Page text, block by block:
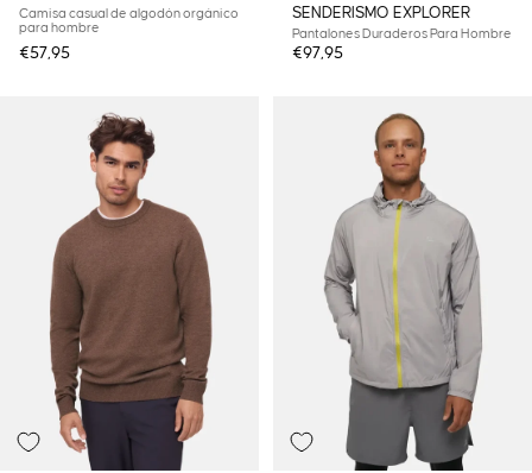
Camisa casual de algodón orgánico
para hombre
€57,95
SENDERISMO EXPLORER
Pantalones Duraderos Para Hombre
€97,95